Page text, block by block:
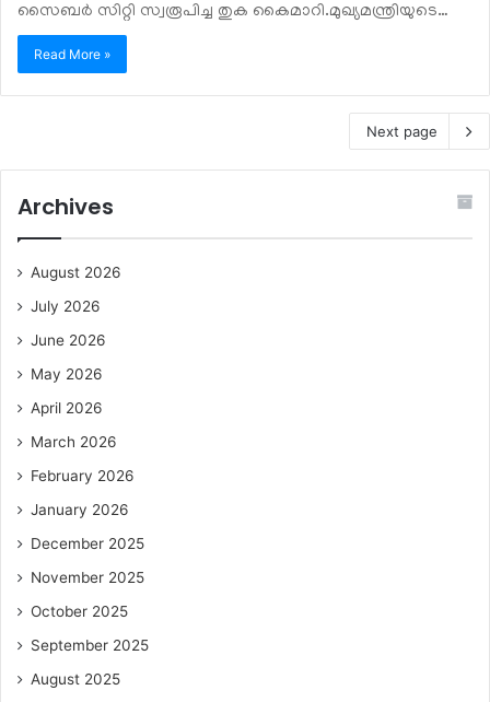
സൈബർ സിറ്റി സ്വരൂപിച്ച തുക കൈമാറി.മുഖ്യമന്ത്രിയുടെ…
Read More »
Next page
Archives
August 2026
July 2026
June 2026
May 2026
April 2026
March 2026
February 2026
January 2026
December 2025
November 2025
October 2025
September 2025
August 2025